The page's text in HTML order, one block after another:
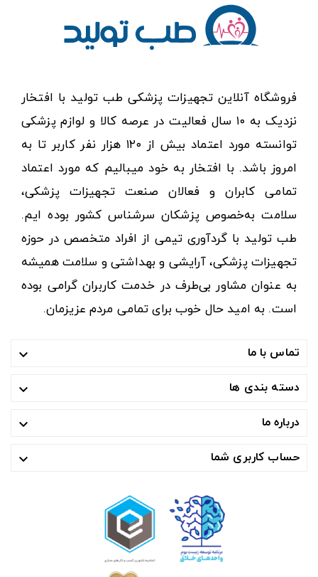
فروشگاه آنلاین تجهیزات پزشکی طب تولید با افتخار
نزدیک به ۱۰ سال فعالیت در عرصه کالا و لوازم پزشکی
توانسته مورد اعتماد بیش از ۱۲۰ هزار نفر کاربر تا به
امروز باشد. با افتخار به خود میبالیم که مورد اعتماد
تمامی کابران و فعالان صنعت تجهیزات پزشکی،
سلامت به‌خصوص پزشکان سرشناس کشور بوده ایم.
طب تولید با گردآوری تیمی از افراد متخصص در حوزه
تجهیزات پزشکی، آرایشی و بهداشتی و سلامت همیشه
به عنوان مشاور بی‌طرف در خدمت کاربران گرامی بوده
است. به امید حال خوب برای تمامی مردم عزیزمان.
تماس با ما 
دسته بندی ها 
درباره ما 
حساب کاربری شما 